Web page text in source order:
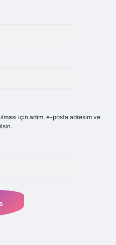
için adım, e-posta adresim ve